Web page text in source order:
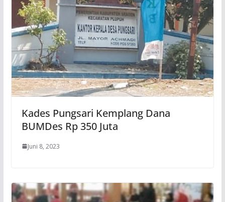
Kades Pungsari Kemplang Dana
BUMDes Rp 350 Juta
Juni 8, 2023